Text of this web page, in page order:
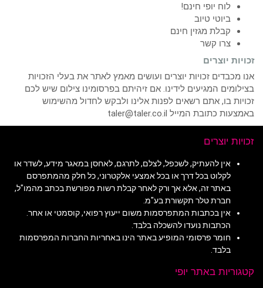
לוח יופי חינם!
ביוטי טיוב
קבלת מגזין חינם
צרו קשר
זכויות יוצרים
אנו מכבדים זכויות יוצרים ועושים מאמץ לאתר את בעלי הזכויות
בצילומים המגיעים לידינו. אם זיהיתם בפרסומינו צילום שיש לכם
זכויות בו, אתם רשאים לפנות אלינו ולבקש לחדול מהשימוש
באמצעות כתובת המייל taler@taler.co.il
זכויות יוצרים
אין להעתיק, לשכפל, לצלם, לתרגם, לאחסן במאגר מידע, לשדר או
לקלוט בכל דרך או בכל אמצעי אלקטרוני, כל חלק מהמתפרסם
באתר זה, אלא אך ורק לאחר קבלת רשות מפורשת בכתב מהמו"ל,
חברת טלר תקשורת בע"מ.
אין בכתבות המתפרסמות משום ייעוץ רפואי, קוסמטי או אחר.
הכתבות נועדו להשכלה בלבד.
חומר פרסומי המופיע באתר הינו באחריות החברות המפרסמות
בלבד.
קטגוריות באתר יופי